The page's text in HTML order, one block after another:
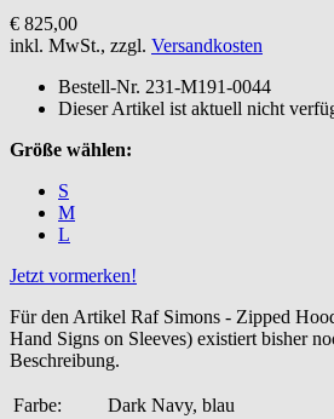
€ 825,00
inkl. MwSt., zzgl. Versandkosten
Bestell-Nr. 231-M191-0044
Dieser Artikel ist aktuell nicht
Größe wählen:
S
M
L
Jetzt vormerken!
Für den Artikel Raf Simons - Zipped
Hand Signs on Sleeves) existiert bisher
Beschreibung.
Farbe:
Dark Navy, blau